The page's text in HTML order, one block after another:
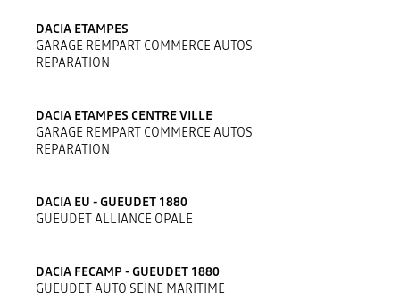
DACIA ETAMPES
GARAGE REMPART COMMERCE AUTOS
REPARATION
DACIA ETAMPES CENTRE VILLE
GARAGE REMPART COMMERCE AUTOS
REPARATION
DACIA EU - GUEUDET 1880
GUEUDET ALLIANCE OPALE
DACIA FECAMP - GUEUDET 1880
GUEUDET AUTO SEINE MARITIME